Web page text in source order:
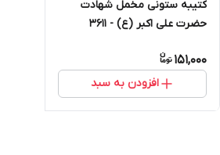
کتیبه ستونی مخمل شهادت
حضرت علی اکبر (ع) - 3611
151,000
افزودن به سبد